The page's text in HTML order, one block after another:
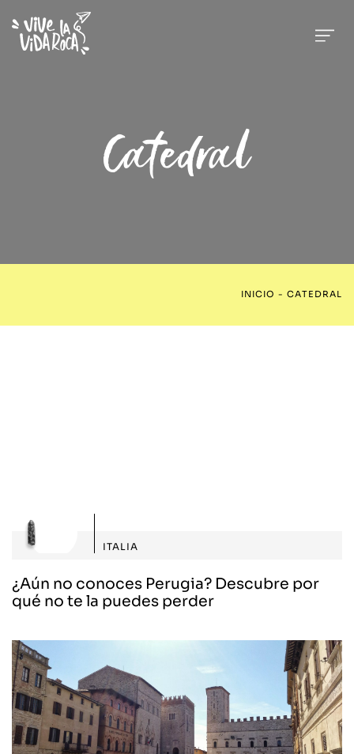
Catedral
INICIO -CATEDRAL
ITALIA
¿Aún no conoces Perugia? Descubre por
qué no te la puedes perder